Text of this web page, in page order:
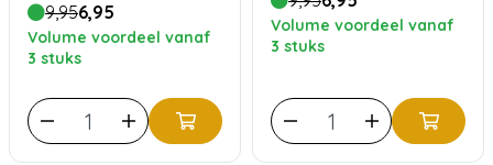
9,956,95
Volume voordeel vanaf
3 stuks
Volume voordeel vanaf
3 stuks